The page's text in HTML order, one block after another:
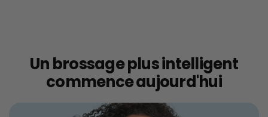
Un brossage plus intelligent
commence aujourd'hui